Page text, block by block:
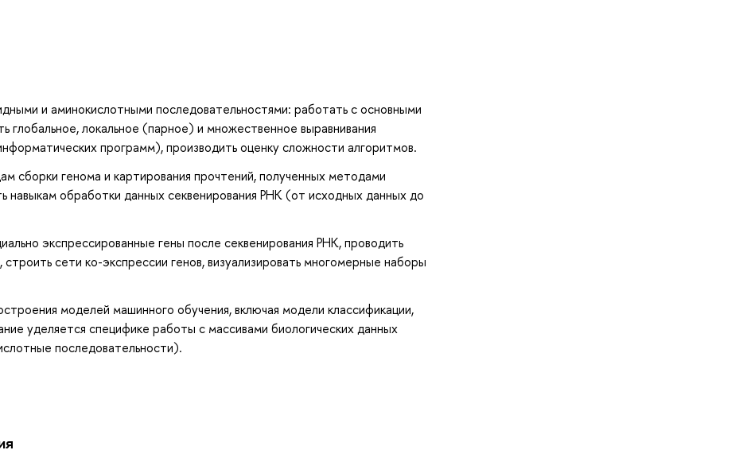
и аминокислотными последовательностями: работать с основными
глобальное, локальное (парное) и множественное выравнивания
программ), производить оценку сложности алгоритмов.
сборки генома и картирования прочтений, полученных методами
навыкам обработки данных секвенирования РНК (от исходных данных до
экспрессированные гены после секвенирования РНК, проводить
сети ко-экспрессии генов, визуализировать многомерные наборы
моделей машинного обучения, включая модели классификации,
уделяется специфике работы с массивами биологических данных
последовательности).